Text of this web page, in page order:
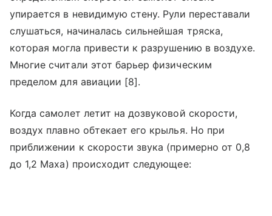
упирается в невидимую стену. Рули переставали
слушаться, начиналась сильнейшая тряска,
которая могла привести к разрушению в воздухе.
Многие считали этот барьер физическим
пределом для авиации [8].
Когда самолет летит на дозвуковой скорости,
воздух плавно обтекает его крылья. Но при
приближении к скорости звука (примерно от 0,8
до 1,2 Маха) происходит следующее: